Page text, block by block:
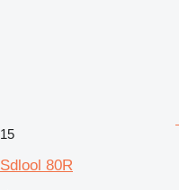
15
Sdlool 80R